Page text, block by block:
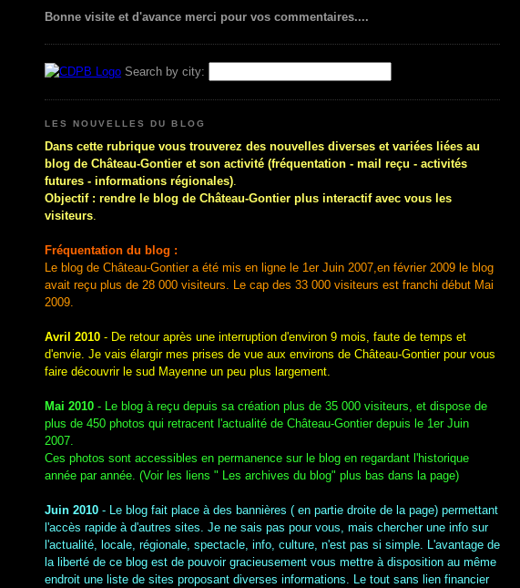
Bonne visite et d'avance merci pour vos commentaires....
Search by city:
LES NOUVELLES DU BLOG
Dans cette rubrique vous trouverez des nouvelles diverses et variées liées au
blog de Château-Gontier et son activité (fréquentation - mail reçu - activités
futures - informations régionales)
Objectif : rendre le blog de Château-Gontier plus interactif avec vous les
visiteurs
Fréquentation du blog :
Le blog de Château-Gontier a été mis en ligne le 1er Juin 2007,en février 2009 le blog
avait reçu plus de 28 000 visiteurs. Le cap des 33 000 visiteurs est franchi début Mai
2009.
Avril 2010 - De retour après une interruption d'environ 9 mois, faute de temps et
d'envie. Je vais élargir mes prises de vue aux environs de Château-Gontier pour vous
faire découvrir le sud Mayenne un peu plus largement.
Mai 2010 - Le blog à reçu depuis sa création plus de 35 000 visiteurs, et dispose de
plus de 450 photos qui retracent l'actualité de Château-Gontier depuis le 1er Juin
2007.
Ces photos sont accessibles en permanence sur le blog en regardant l'historique
année par année. (Voir les liens " Les archives du blog" plus bas dans la page)
Juin 2010 - Le blog fait place à des bannières ( en partie droite de la page) permettant
l'accès rapide à d'autres sites. Je ne sais pas pour vous, mais chercher une info sur
l'actualité, locale, régionale, spectacle, info, culture, n'est pas si simple. L'avantage de
la liberté de ce blog est de pouvoir gracieusement vous mettre à disposition au même
endroit une liste de sites proposant diverses informations. Le tout sans lien financier